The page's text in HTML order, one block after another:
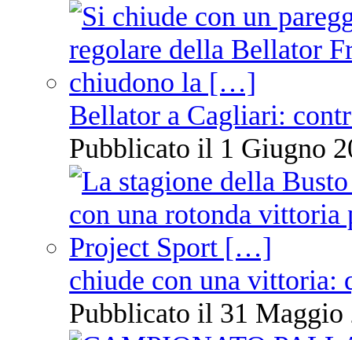
Bellator a Cagliari:
Pubblicato il 1 Giugno
chiude con una vittoria:
Pubblicato il 31 Maggio